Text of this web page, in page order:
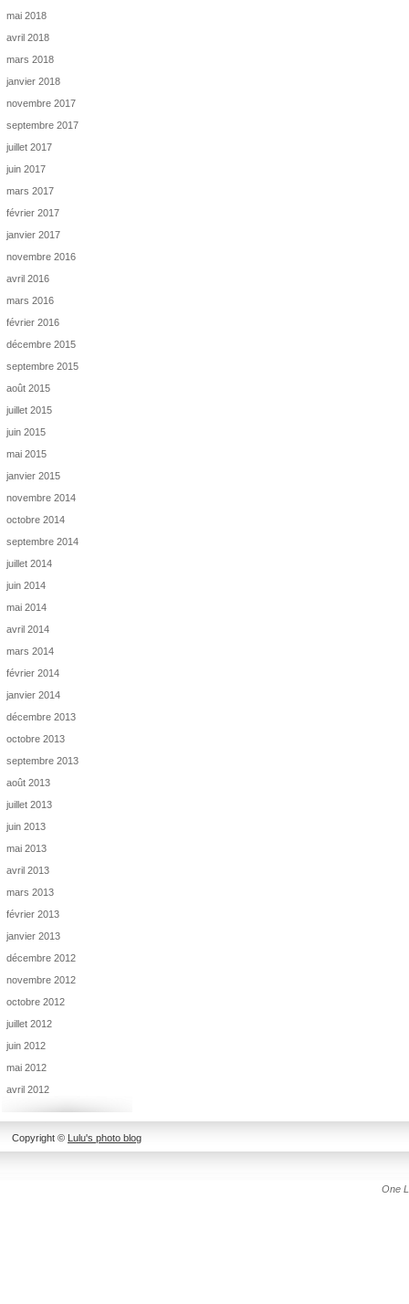
mai 2018
avril 2018
mars 2018
janvier 2018
novembre 2017
septembre 2017
juillet 2017
juin 2017
mars 2017
février 2017
janvier 2017
novembre 2016
avril 2016
mars 2016
février 2016
décembre 2015
septembre 2015
août 2015
juillet 2015
juin 2015
mai 2015
janvier 2015
novembre 2014
octobre 2014
septembre 2014
juillet 2014
juin 2014
mai 2014
avril 2014
mars 2014
février 2014
janvier 2014
décembre 2013
octobre 2013
septembre 2013
août 2013
juillet 2013
juin 2013
mai 2013
avril 2013
mars 2013
février 2013
janvier 2013
décembre 2012
novembre 2012
octobre 2012
juillet 2012
juin 2012
mai 2012
avril 2012
Copyright © Lulu's photo blog
One